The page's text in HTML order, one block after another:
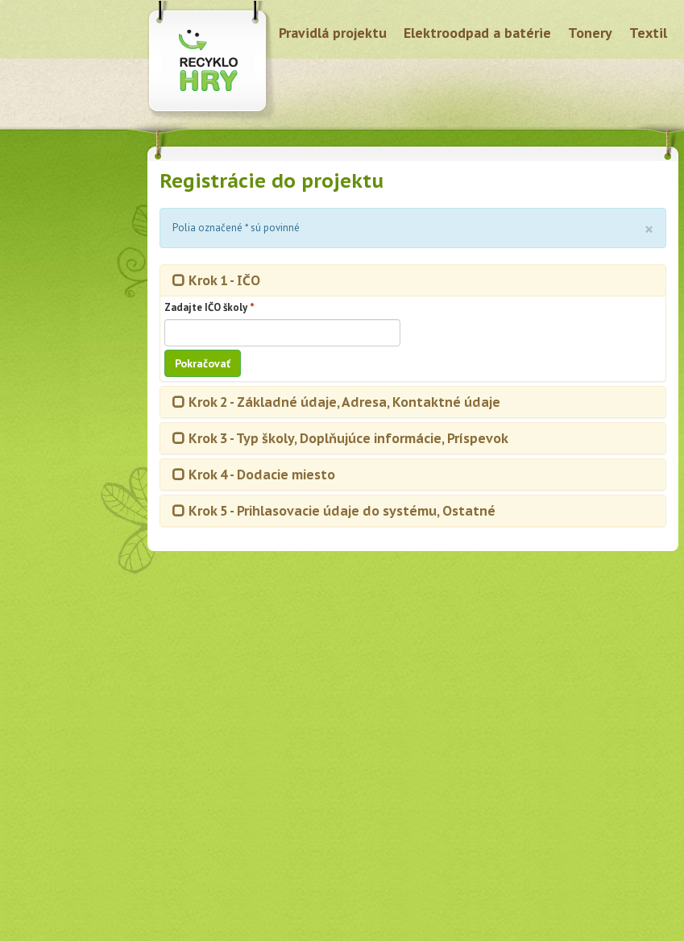
Pravidlá projektu Elektroodpad a batérie Tonery Textil
Registrácie do projektu
×
Polia označené *sú povinné
Krok 1 - IČO
Zadajte IČO školy *
Pokračovať
Krok 2 - Základné údaje, Adresa, Kontaktné údaje
Krok 3 - Typ školy, Doplňujúce informácie, Príspevok
Krok 4 - Dodacie miesto
Krok 5 - Prihlasovacie údaje do systému, Ostatné